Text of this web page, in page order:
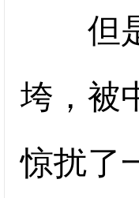
但是
垮，被
惊扰了